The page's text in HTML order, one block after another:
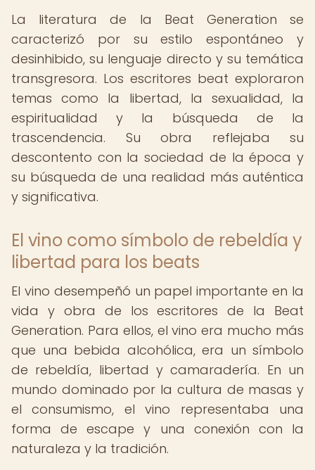
La literatura de la Beat Generation se
caracterizó por su estilo espontáneo y
desinhibido, su lenguaje directo y su temática
transgresora. Los escritores beat exploraron
temas como la libertad, la sexualidad, la
espiritualidad y la búsqueda de la
trascendencia. Su obra reflejaba su
descontento con la sociedad de la época y
su búsqueda de una realidad más auténtica
y significativa.
El vino como símbolo de rebeldía y
libertad para los beats
El vino desempeñó un papel importante en la
vida y obra de los escritores de la Beat
Generation. Para ellos, el vino era mucho más
que una bebida alcohólica, era un símbolo
de rebeldía, libertad y camaradería. En un
mundo dominado por la cultura de masas y
el consumismo, el vino representaba una
forma de escape y una conexión con la
naturaleza y la tradición.